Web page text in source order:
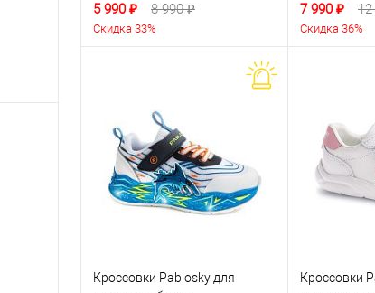
5 990 ₽ 8 990 ₽
Скидка 33%
7 990 ₽
Скидка 36%
Кроссовки Pablosky для
Кроссовки